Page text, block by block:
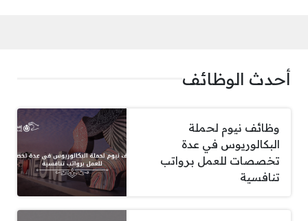
أحدث الوظائف
وظائف نيوم لحملة
البكالوريوس في عدة
تخصصات للعمل برواتب
تنافسية